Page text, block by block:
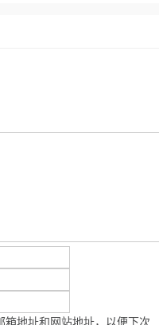
地址和网站地址，以便下次